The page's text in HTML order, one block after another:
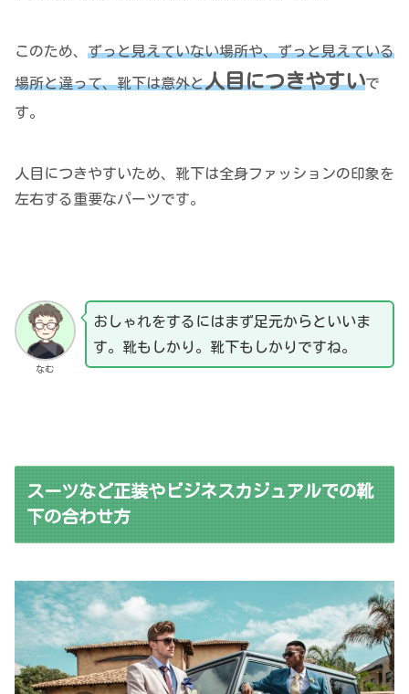
このため、 ずっと見えていない場所や、ずっと見えている
場所と違って、靴下は意外と人目につきやすいで
す。
人目につきやすいため、靴下は全身ファッションの印象を
左右する重要なパーツです。
なむ
おしゃれをするにはまず足元からといいま
す。靴もしかり。靴下もしかりですね。
スーツなど正装やビジネスカジュアルでの靴
下の合わせ方